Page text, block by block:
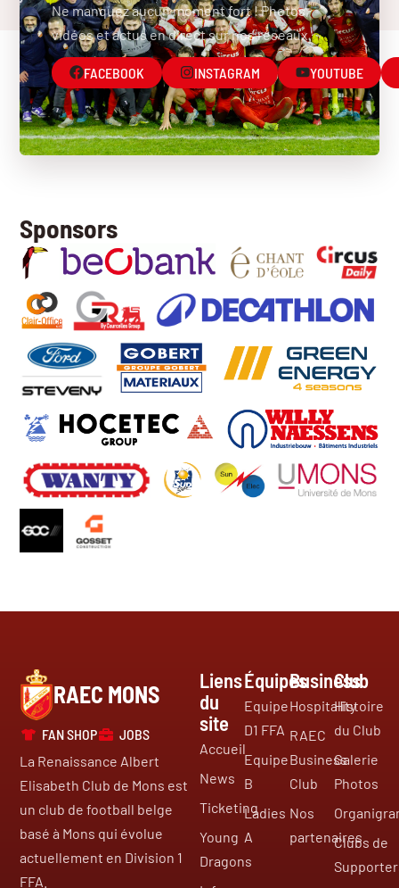
Ne manquez aucun moment fort ! Photos,
vidéos et actus en direct sur nos réseaux.
FACEBOOK INSTAGRAM YOUTUBE
Sponsors
RAEC MONS
FAN SHOP
JOBS
La Renaissance Albert
Elisabeth Club de Mons est
un club de football belge
basé à Mons qui évolue
actuellement en Division 1
FFA.
Liens
du
site
Accueil
News
Ticketing
Young
Dragons
Équipes
Equipe
D1 FFA
Equipe
B
Ladies
A
Business
Hospitality
RAEC
Business
Club
Nos
partenaires
Club
Histoire
du Club
Galerie
Photos
Clubs de